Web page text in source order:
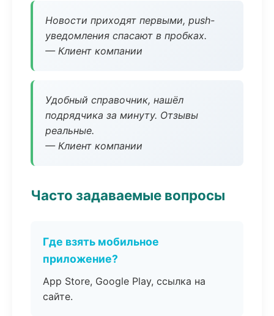
Новости приходят первыми, push-
уведомления спасают в пробках.
— Клиент компании
Удобный справочник, нашёл
подрядчика за минуту. Отзывы
реальные.
— Клиент компании
Часто задаваемые вопросы
Где взять мобильное
приложение?
App Store, Google Play, ссылка на
сайте.